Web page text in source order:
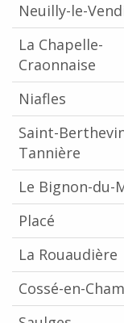
Neuilly-le-
La Chapelle-
Craonnaise
Niafles
Saint-
Tannière
Le Bignon-du-
Placé
La Rouaudière
Cossé-en-